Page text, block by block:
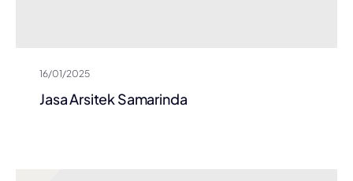
16/01/2025
Jasa Arsitek Samarinda